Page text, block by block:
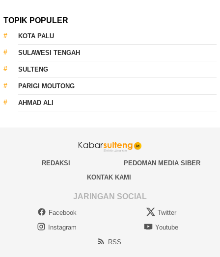
TOPIK POPULER
KOTA PALU
SULAWESI TENGAH
SULTENG
PARIGI MOUTONG
AHMAD ALI
REDAKSI
PEDOMAN MEDIA SIBER
KONTAK KAMI
JARINGAN SOCIAL
Facebook
Twitter
Instagram
Youtube
RSS